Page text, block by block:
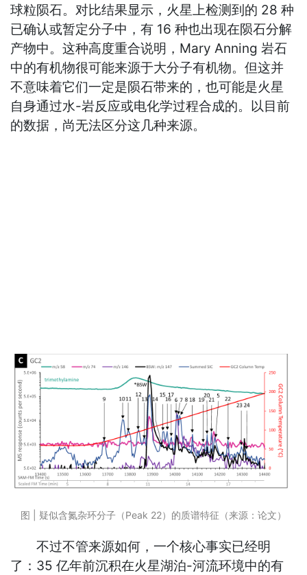
球粒陨石。对比结果显示，火星上检测到的 28 种
已确认或暂定分子中，有 16 种也出现在陨石分解
产物中。这种高度重合说明，Mary Anning 岩石
中的有机物很可能来源于大分子有机物。但这并
不意味着它们一定是陨石带来的，也可能是火星
自身通过水-岩反应或电化学过程合成的。以目前
的数据，尚无法区分这几种来源。
图 | 疑似含氮杂环分子（Peak 22）的质谱特征（来源：论文）
不过不管来源如何，一个核心事实已经明
了：35 亿年前沉积在火星湖泊-河流环境中的有